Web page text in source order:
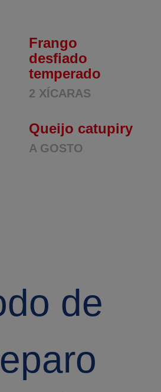
Frango
desfiado
temperado
2 XÍCARAS
Queijo catupiry
A GOSTO
de